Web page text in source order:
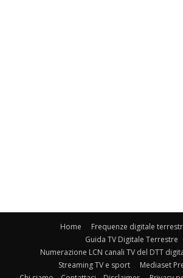
Home
Frequenze digitale
Guida TV Digitale Terrestre
Numerazione LCN canali TV del DTT
Streaming TV e sport
Mediaset